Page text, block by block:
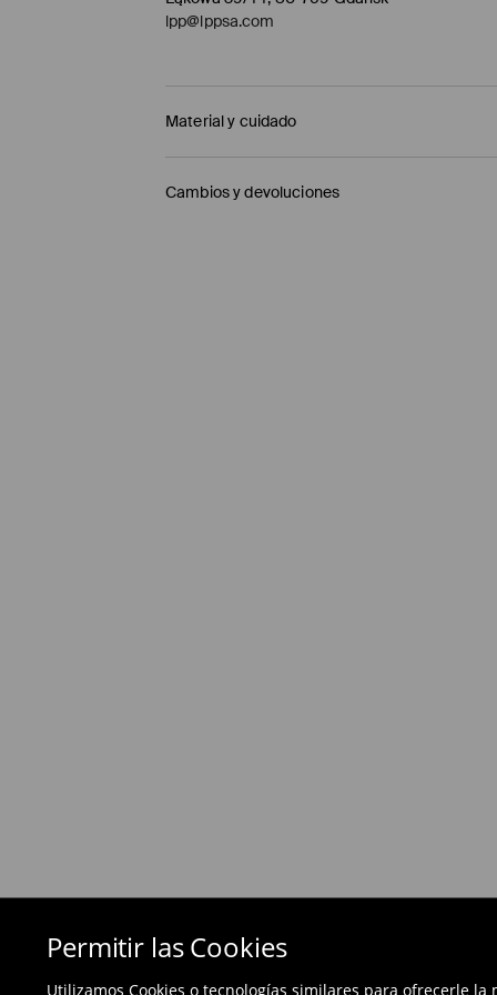
Permitir las Cookies
Utilizamos Cookies o tecnologías similares para ofrecerle
lpp@lppsa.com
Material y cuidado
1º TELA :
100% ALGODÓN
1º FORRO: 65% POLIÉSTER, 35% ALGODÓN
Cambios y devoluciones